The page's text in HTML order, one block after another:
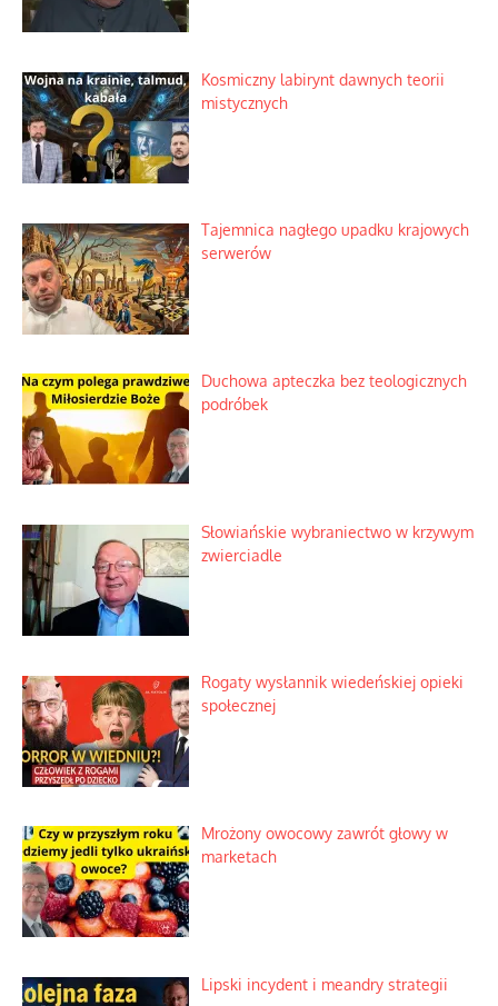
Kosmiczny labirynt dawnych teorii
mistycznych
Tajemnica nagłego upadku krajowych
serwerów
Duchowa apteczka bez teologicznych
podróbek
Słowiańskie wybraniectwo w krzywym
zwierciadle
Rogaty wysłannik wiedeńskiej opieki
społecznej
Mrożony owocowy zawrót głowy w
marketach
Lipski incydent i meandry strategii